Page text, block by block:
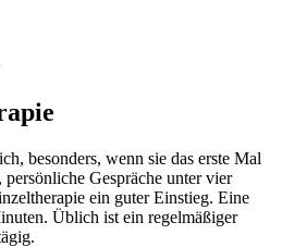
besonders, wenn sie das erste Mal
Gespräche unter vier
ein guter Einstieg. Eine
Üblich ist ein regelmäßiger